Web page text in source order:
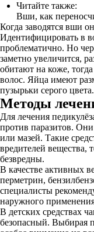
Читайте также:
Вши, как
Когда заводятся вши
Идентифицировать в
проблематично. Но
заметно увеличится,
обитают на коже,
волос. Яйца имеют
пузырьки серого цвета.
Методы
Для лечения
против паразитов.
или мазей. Такие
вредителей вещества,
безвредны.
В качестве активных
перметрин,
специалисты
наружного
В детских средствах
безопасный. Выбирая